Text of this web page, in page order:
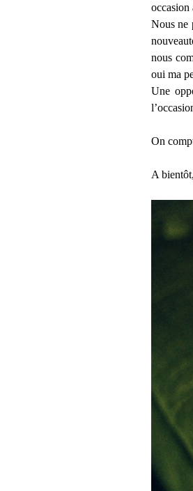
occasion
Nous ne
nous
oui ma
Une
On
A bientôt,